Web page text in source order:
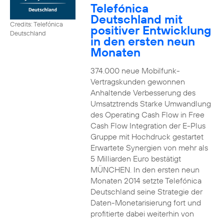
Credits: Telefónica
Deutschland
Telefónica
Deutschland mit
positiver Entwicklung
in den ersten neun
Monaten
374.000 neue Mobilfunk-
Vertragskunden gewonnen
Anhaltende Verbesserung des
Umsatztrends Starke Umwandlung
des Operating Cash Flow in Free
Cash Flow Integration der E-Plus
Gruppe mit Hochdruck gestartet
Erwartete Synergien von mehr als
5 Milliarden Euro bestätigt
MÜNCHEN. In den ersten neun
Monaten 2014 setzte Telefónica
Deutschland seine Strategie der
Daten-Monetarisierung fort und
profitierte dabei weiterhin von